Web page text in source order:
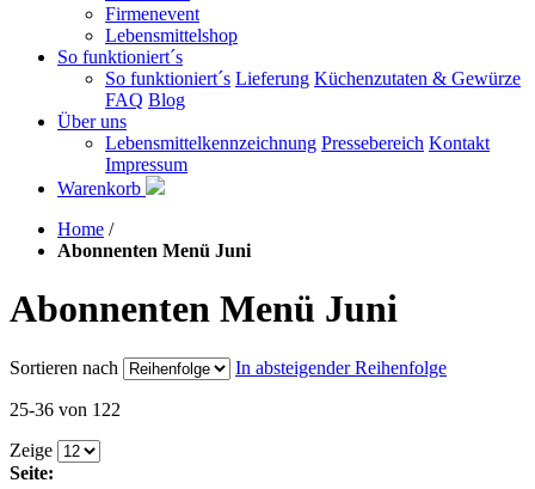
Firmenevent
Lebensmittelshop
So funktioniert´s
So funktioniert´s Lieferung Küchenzutaten & Gewürze
FAQ Blog
Über uns
Lebensmittelkennzeichnung Pressebereich Kontakt
Impressum
Warenkorb
Home /
Abonnenten Menü Juni
Abonnenten Menü Juni
Sortieren nach In absteigender Reihenfolge
25-36 von 122
Zeige
Seite: